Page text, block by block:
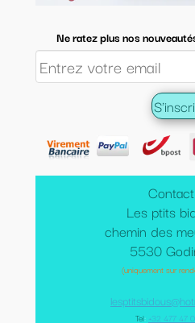
Les ptits
chemin des
5530
(uniquement sur
Tel: +32 477 47
Ne ratez plus nos